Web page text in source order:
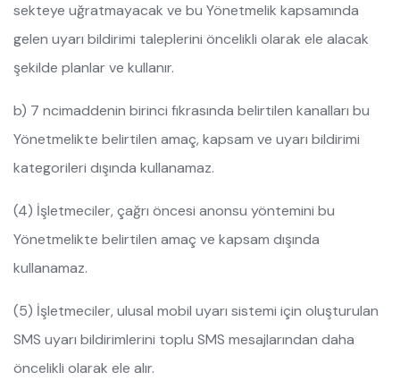
sekteye uğratmayacak ve bu Yönetmelik kapsamında
gelen uyarı bildirimi taleplerini öncelikli olarak ele alacak
şekilde planlar ve kullanır.
b) 7 ncimaddenin birinci fıkrasında belirtilen kanalları bu
Yönetmelikte belirtilen amaç, kapsam ve uyarı bildirimi
kategorileri dışında kullanamaz.
(4) İşletmeciler, çağrı öncesi anonsu yöntemini bu
Yönetmelikte belirtilen amaç ve kapsam dışında
kullanamaz.
(5) İşletmeciler, ulusal mobil uyarı sistemi için oluşturulan
SMS uyarı bildirimlerini toplu SMS mesajlarından daha
öncelikli olarak ele alır.